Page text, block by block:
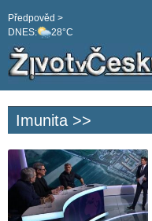
DNES: 28°C
Předpověd >
Imunita >>